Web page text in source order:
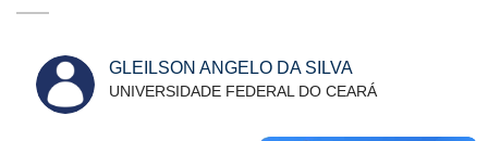
GLEILSON ANGELO DA SILVA
UNIVERSIDADE FEDERAL DO CEARÁ